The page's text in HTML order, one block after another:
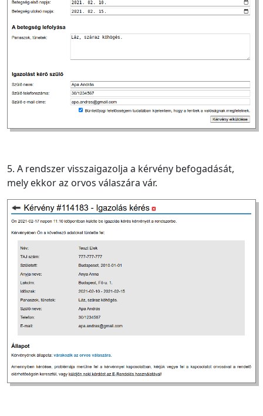
5. A rendszer visszaigazolja a kérvény befogadását,
mely ekkor az orvos válaszára vár.